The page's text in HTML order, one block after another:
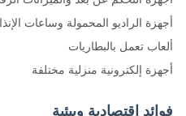
أجهزة الراديو المحمولة وساعات
ألعاب تعمل بالبطاريات
أجهزة إلكترونية منزلية مختلفة
فوائد اقتصادية وبيئية